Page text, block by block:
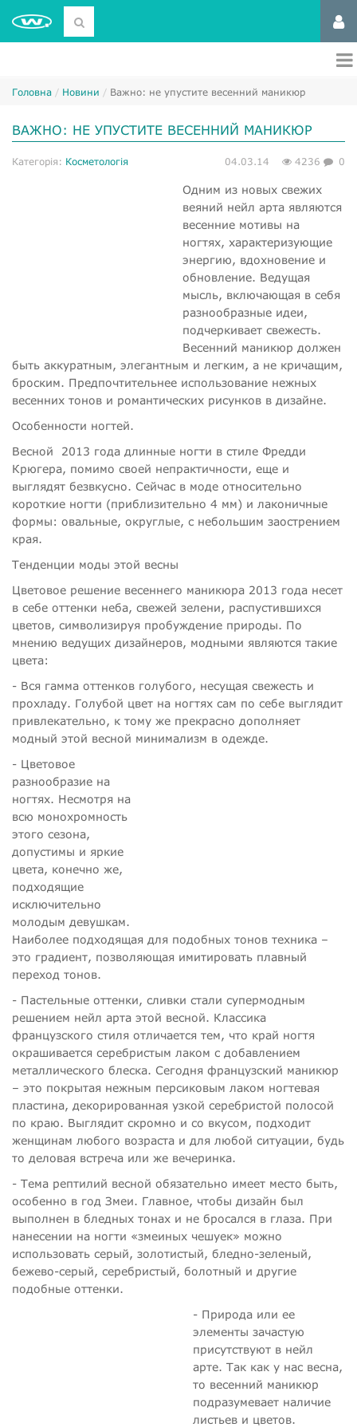
Головна Новини Важно: не упустите весенний маникюр
ВАЖНО: НЕ УПУСТИТЕ ВЕСЕННИЙ МАНИКЮР
Категорія: Косметологія 04.03.14 4236 0
Одним из новых свежих
веяний нейл арта являются
весенние мотивы на
ногтях, характеризующие
энергию, вдохновение и
обновление. Ведущая
мысль, включающая в себя
разнообразные идеи,
подчеркивает свежесть.
Весенний маникюр должен
быть аккуратным, элегантным и легким, а не кричащим,
броским. Предпочтительнее использование нежных
весенних тонов и романтических рисунков в дизайне.
Особенности ногтей.
Весной 2013 года длинные ногти в стиле Фредди
Крюгера, помимо своей непрактичности, еще и
выглядят безвкусно. Сейчас в моде относительно
короткие ногти (приблизительно 4 мм) и лаконичные
формы: овальные, округлые, с небольшим заострением
края.
Тенденции моды этой весны
Цветовое решение весеннего маникюра 2013 года несет
в себе оттенки неба, свежей зелени, распустившихся
цветов, символизируя пробуждение природы. По
мнению ведущих дизайнеров, модными являются такие
цвета:
- Вся гамма оттенков голубого, несущая свежесть и
прохладу. Голубой цвет на ногтях сам по себе выглядит
привлекательно, к тому же прекрасно дополняет
модный этой весной минимализм в одежде.
- Цветовое
разнообразие на
ногтях. Несмотря на
всю монохромность
этого сезона,
допустимы и яркие
цвета, конечно же,
подходящие
исключительно
молодым девушкам.
Наиболее подходящая для подобных тонов техника –
это градиент, позволяющая имитировать плавный
переход тонов.
- Пастельные оттенки, сливки стали супермодным
решением нейл арта этой весной. Классика
французского стиля отличается тем, что край ногтя
окрашивается серебристым лаком с добавлением
металлического блеска. Сегодня французский маникюр
– это покрытая нежным персиковым лаком ногтевая
пластина, декорированная узкой серебристой полосой
по краю. Выглядит скромно и со вкусом, подходит
женщинам любого возраста и для любой ситуации, будь
то деловая встреча или же вечеринка.
- Тема рептилий весной обязательно имеет место быть,
особенно в год Змеи. Главное, чтобы дизайн был
выполнен в бледных тонах и не бросался в глаза. При
нанесении на ногти «змеиных чешуек» можно
использовать серый, золотистый, бледно-зеленый,
бежево-серый, серебристый, болотный и другие
подобные оттенки.
- Природа или ее
элементы зачастую
присутствуют в нейл
арте. Так как у нас весна,
то весенний маникюр
подразумевает наличие
листьев и цветов.